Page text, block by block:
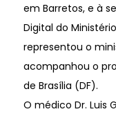
em Barretos, e à
Digital do
representou o
acompanhou o
de Brasília (DF).
O médico Dr. Luis